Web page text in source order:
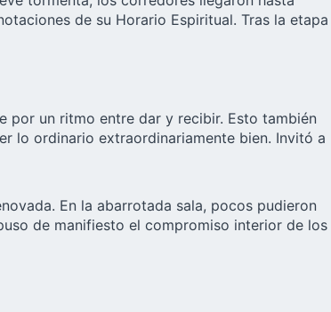
de su Horario Espiritual. Tras la etapa
por un ritmo entre dar y recibir. Esto también
lo ordinario extraordinariamente bien. Invitó a
En la abarrotada sala, pocos pudieron
de manifiesto el compromiso interior de los